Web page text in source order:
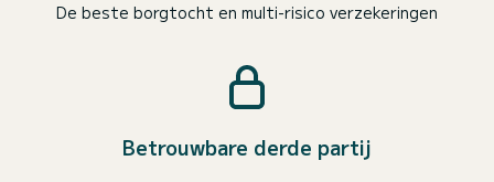
De beste borgtocht en multi-risico verzekeringen
Betrouwbare derde partij